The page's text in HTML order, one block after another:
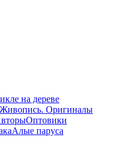
на дереве
Живопись. Оригиналы
Оптовики
Алые паруса